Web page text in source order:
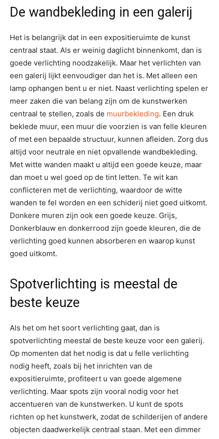
De wandbekleding in een galerij
Het is belangrijk dat in een expositieruimte de kunst
centraal staat. Als er weinig daglicht binnenkomt, dan is
goede verlichting noodzakelijk. Maar het verlichten van
een galerij lijkt eenvoudiger dan het is. Met alleen een
lamp ophangen bent u er niet. Naast verlichting spelen er
meer zaken die van belang zijn om de kunstwerken
centraal te stellen, zoals de muurbekleding. Een druk
beklede muur, een muur die voorzien is van felle kleuren
of met een bepaalde structuur, kunnen afleiden. Zorg dus
altijd voor neutrale en niet opvallende wandbekleding.
Met witte wanden maakt u altijd een goede keuze, maar
dan moet u wel goed op de tint letten. Te wit kan
conflicteren met de verlichting, waardoor de witte
wanden te fel worden en een schiderij niet goed uitkomt.
Donkere muren zijn ook een goede keuze. Grijs,
Donkerblauw en donkerrood zijn goede kleuren, die de
verlichting goed kunnen absorberen en waarop kunst
goed uitkomt.
Spotverlichting is meestal de
beste keuze
Als het om het soort verlichting gaat, dan is
spotverlichting meestal de beste keuze voor een galerij.
Op momenten dat het nodig is dat u felle verlichting
nodig heeft, zoals bij het inrichten van de
expositieruimte, profiteert u van goede algemene
verlichting. Maar spots zijn vooral nodig voor het
accentueren van de kunstwerken. U kunt de spots
richten op het kunstwerk, zodat de schilderijen of andere
objecten daadwerkelijk centraal staan. Met een dimmer